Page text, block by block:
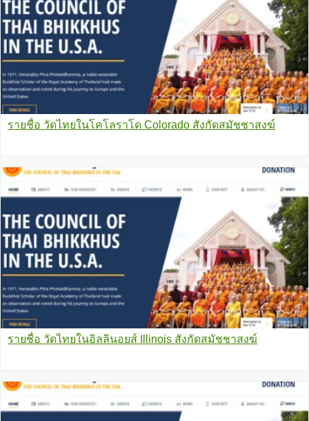
รายชื่อ วัดไทยในโคโลราโด Colorado สังกัดสมัชชาสงฆ์
รายชื่อ วัดไทยในอิลลินอยส์ Illinois สังกัดสมัชชาสงฆ์